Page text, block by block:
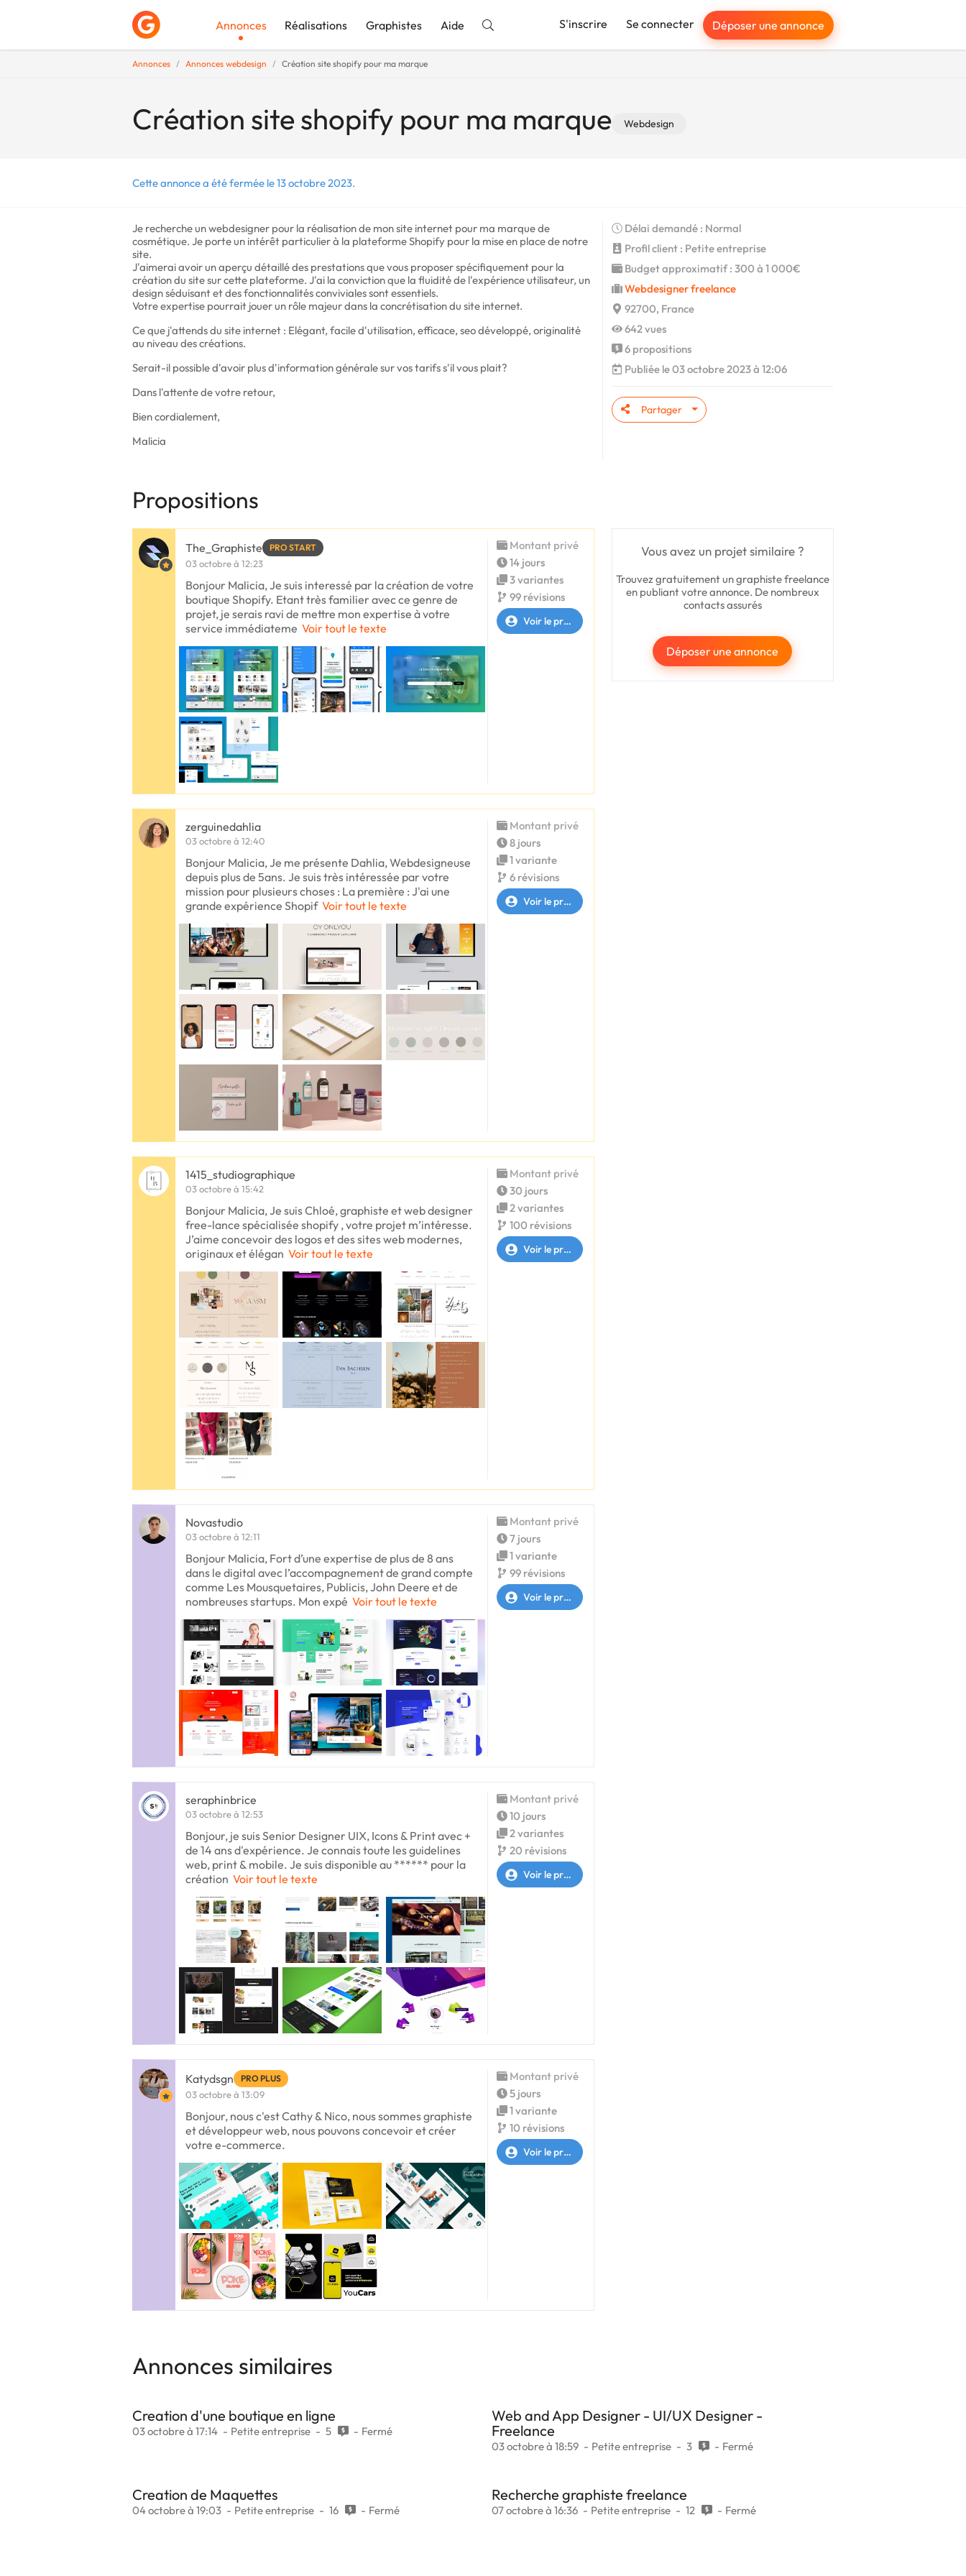
Annonces Réalisations Graphistes Aide S'inscrire Se connecter Déposer une annonce
Annonces Annonces webdesign Création site shopify pour ma marque
Création site shopify pour ma marque Webdesign
Cette annonce a été fermée le 13 octobre 2023.
Je recherche un webdesigner pour la réalisation de mon site internet pour ma marque de
cosmétique. Je porte un intérêt particulier à la plateforme Shopify pour la mise en place de notre
site.
J'aimerai avoir un aperçu détaillé des prestations que vous proposer spécifiquement pour la
création du site sur cette plateforme. J'ai la conviction que la fluidité de l'expérience utilisateur, un
design séduisant et des fonctionnalités conviviales sont essentiels.
Votre expertise pourrait jouer un rôle majeur dans la concrétisation du site internet.
Ce que j'attends du site internet : Elégant, facile d'utilisation, efficace, seo développé, originalité
au niveau des créations.
Serait-il possible d'avoir plus d'information générale sur vos tarifs s'il vous plait?
Dans l'attente de votre retour,
Bien cordialement,
Malicia
Délai demandé : Normal
Profil client : Petite entreprise
Budget approximatif : 300 à 1 000€
Webdesigner freelance
92700, France
642 vues
6 propositions
Publiée le 03 octobre 2023 à 12:06
Partager
Propositions
Vous avez un projet similaire ?
Trouvez gratuitement un graphiste freelance
en publiant votre annonce. De nombreux
contacts assurés
Déposer une annonce
The_Graphiste PRO START
03 octobre à 12:23
Bonjour Malicia, Je suis interessé par la création de votre
boutique Shopify. Etant très familier avec ce genre de
projet, je serais ravi de mettre mon expertise à votre
service immédiateme Voir tout le texte
Montant privé
14 jours
3 variantes
99 révisions
Voir le profil
zerguinedahlia
03 octobre à 12:40
Bonjour Malicia, Je me présente Dahlia, Webdesigneuse
depuis plus de 5ans. Je suis très intéressée par votre
mission pour plusieurs choses : La première : J'ai une
grande expérience Shopif Voir tout le texte
Montant privé
8 jours
1 variante
6 révisions
Voir le profil
1415_studiographique
03 octobre à 15:42
Bonjour Malicia, Je suis Chloé, graphiste et web designer
free-lance spécialisée shopify , votre projet m’intéresse.
J’aime concevoir des logos et des sites web modernes,
originaux et élégan Voir tout le texte
Montant privé
30 jours
2 variantes
100 révisions
Voir le profil
Novastudio
03 octobre à 12:11
Bonjour Malicia, Fort d’une expertise de plus de 8 ans
dans le digital avec l’accompagnement de grand compte
comme Les Mousquetaires, Publicis, John Deere et de
nombreuses startups. Mon expé Voir tout le texte
Montant privé
7 jours
1 variante
99 révisions
Voir le profil
seraphinbrice
03 octobre à 12:53
Bonjour, je suis Senior Designer UIX, Icons & Print avec +
de 14 ans d'expérience. Je connais toute les guidelines
web, print & mobile. Je suis disponible au ****** pour la
création Voir tout le texte
Montant privé
10 jours
2 variantes
20 révisions
Voir le profil
Katydsgn PRO PLUS
03 octobre à 13:09
Bonjour, nous c'est Cathy & Nico, nous sommes graphiste
et développeur web, nous pouvons concevoir et créer
votre e-commerce.
Montant privé
5 jours
1 variante
10 révisions
Voir le profil
Annonces similaires
Creation d'une boutique en ligne
03 octobre à 17:14 Petite entreprise 5 Fermé
Web and App Designer - UI/UX Designer -
Freelance
03 octobre à 18:59 Petite entreprise 3 Fermé
Creation de Maquettes
04 octobre à 19:03 Petite entreprise 16 Fermé
Recherche graphiste freelance
07 octobre à 16:36 Petite entreprise 12 Fermé